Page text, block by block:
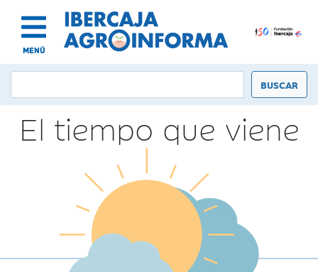
MENÚ
El tiempo que viene